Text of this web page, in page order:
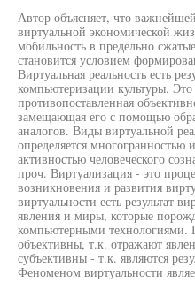
Автор объясняет, что
виртуальной экономической
мобильность в предельно
становится условием
Виртуальная реальность есть
компьютеризации культуры. Это
противопоставленная
замещающая его с помощью
аналогов. Виды виртуальной
определяется
активностью человеческого
проч. Виртуализация - это
возникновения и развития
виртуальности есть результат
явления и миры, которые
компьютерными технологиями.
объективны, т.к. отражают
субъективны - т.к. являются
Феноменом виртуальности